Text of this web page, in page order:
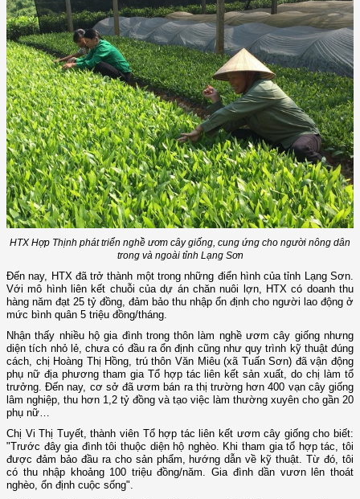
HTX Hợp Thịnh phát triển nghề ươm cây giống, cung ứng cho người nông dân
trong và ngoài tỉnh Lạng Sơn
Đến nay, HTX đã trở thành một trong những điển hình của tỉnh Lạng Sơn.
Với mô hình liên kết chuỗi của dự án chăn nuôi lợn, HTX có doanh thu
hàng năm đạt 25 tỷ đồng, đảm bảo thu nhập ổn định cho người lao động ở
mức bình quân 5 triệu đồng/tháng.
Nhận thấy nhiều hộ gia đình trong thôn làm nghề ươm cây giống nhưng
diện tích nhỏ lẻ, chưa có đầu ra ổn định cũng như quy trình kỹ thuật đúng
cách, chị Hoàng Thị Hồng, trú thôn Văn Miêu (xã Tuấn Sơn) đã vận động
phụ nữ địa phương tham gia Tổ hợp tác liên kết sản xuất, do chị làm tổ
trưởng. Đến nay, cơ sở đã ươm bán ra thị trường hơn 400 vạn cây giống
lâm nghiệp, thu hơn 1,2 tỷ đồng và tạo việc làm thường xuyên cho gần 20
phụ nữ…
Chị Vi Thị Tuyết, thành viên Tổ hợp tác liên kết ươm cây giống cho biết:
"Trước đây gia đình tôi thuộc diện hộ nghèo. Khi tham gia tổ hợp tác, tôi
được đảm bảo đầu ra cho sản phẩm, hướng dẫn về kỹ thuật. Từ đó, tôi
có thu nhập khoảng 100 triệu đồng/năm. Gia đình dần vươn lên thoát
nghèo, ổn định cuộc sống".